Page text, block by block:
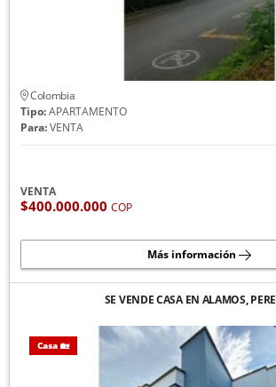
Colombia
Tipo:APARTAMENTO
Para:VENTA
VENTA
$400.000.000 COP
Más información
SE VENDE CASA EN ALAMOS,
Casa 🏡